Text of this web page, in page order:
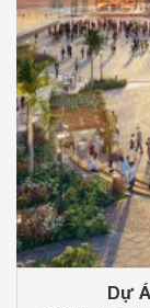
Dự